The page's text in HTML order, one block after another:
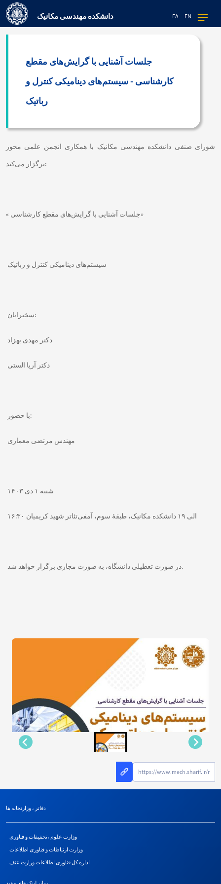
FA EN دانشکده مهندسی مکانیک
جلسات آشنایی با گرایش‌های مقطع
کارشناسی - سیستم‌های دینامیکی کنترل و
رباتیک
شورای صنفی دانشکده مهندسی مکانیک با همکاری انجمن علمی محور
برگزار می‌کند:
« جلسات آشنایی با گرایش‌های مقطع کارشناسی»
سیستم‌های دینامیکی کنترل و رباتیک
سخنرانان:
دکتر مهدی بهزاد
دکتر آریا الستی
با حضور:
شنبه ۱ دی ۱۴۰۳
۱۶:۳۰ الی ۱۹ دانشکده مکانیک، طبقۀ سوم، آمفی‌تئاتر شهید کریمیان
در صورت تعطیلی دانشگاه، به صورت مجازی برگزار خواهد شد.
دفاتر ، وزارتخانه ها
وزارت علوم ،تحقیقات و فناوری
وزارت ارتباطات و فناوری اطلاعات
اداره کل فناوری اطلاعات وزارت عتف